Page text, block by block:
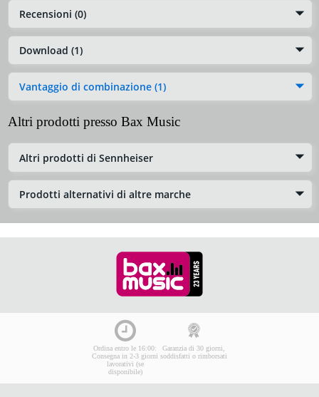
Recensioni (0)
Download (1)
Vantaggio di combinazione (1)
Altri prodotti presso Bax Music
Altri prodotti di Sennheiser
Prodotti alternativi di altre marche
Ordina entro le 16:00:
Consegna in 2-3 giorni
lavorativi (se
disponibile)
Garanzia di 30 giorni,
soddisfatti o rimborsati